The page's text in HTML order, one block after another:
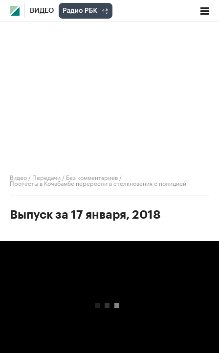
ВИДЕО
Видео / Передачи / Без комментариев /
Протесты в Кочабамбе переросли в столкновения с полицией
Выпуск за 17 января, 2018